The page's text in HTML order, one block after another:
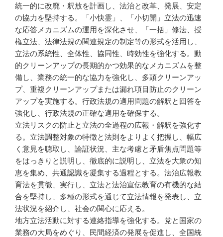
統一的に改廃・釈放を計画し、法治と改革、発展、安定
の協力を堅持する。「小快霊」、「小切開」立法の迅速
な応答メカニズムの運用を深化させ、「一括」修法、授
権立法、法律法規の関連規定の制定等の形式を活用し、
立法の系統性、全体性、協同性、時効性を強化する。動
的クリーンアップの長期的かつ効果的なメカニズムを整
備し、業務の統一的な協力を強化し、多頭クリーンアッ
プ、重複クリーンアップまたは漏れ項目防止のクリーン
アップを実施する。行政法規の適用問題の解釈と回答を
強化し、行政法規の正確な適用を確保する。
立法リスクの防止と立法の全過程の広報・解釈を強化す
る。立法調整対象の特徴と法則をよりよく把握し、幅広
く意見を聴取し、論証状況、主な考慮と矛盾焦点問題等
をはっきりと説明し、徹底的に説明し、立法を大衆の知
恵を集め、共通認識を凝集する過程とする。法治広報教
育法を貫徹、実行し、立法と法治宣伝教育の有機的な結
合を堅持し、多種の形式を通じて立法情報を発表し、立
法状況を紹介し、社会の関心に応える。
地方立法活動に対する連絡指導を強化する。党と国家の
業務の大局をめぐり、民間経済の発展を促進し、全国統